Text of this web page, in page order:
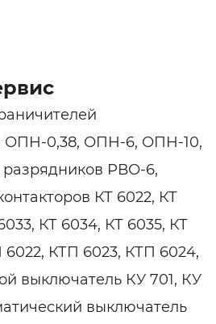
ОПН-0,38, ОПН-6, ОПН-10,
РВО-6,
КТ 6022, КТ
КТ 6034, КТ 6035, КТ
6022, КТП 6023, КТП 6024,
выключатель КУ 701, КУ
выключатель